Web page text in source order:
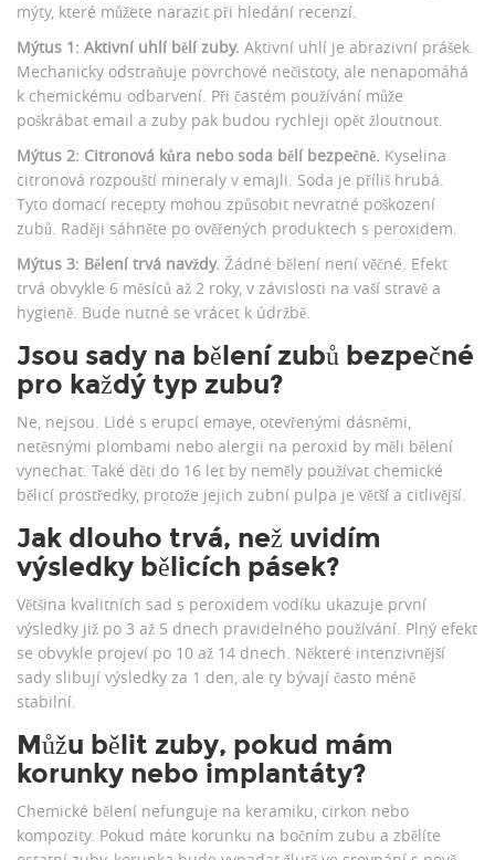
mýty, které můžete narazit při hledání recenzí.
Mýtus 1: Aktivní uhlí bělí zuby. Aktivní uhlí je abrazivní prášek.
Mechanicky odstraňuje povrchové nečistoty, ale nenapomáhá
k chemickému odbarvení. Při častém používání může
poškrábat email a zuby pak budou rychleji opět žloutnout.
Mýtus 2: Citronová kůra nebo soda bělí bezpečně. Kyselina
citronová rozpouští mineraly v emajli. Soda je příliš hrubá.
Tyto domací recepty mohou způsobit nevratné poškození
zubů. Raději sáhněte po ověřených produktech s peroxidem.
Mýtus 3: Bělení trvá navždy. Žádné bělení není věčné. Efekt
trvá obvykle 6 měsíců až 2 roky, v závislosti na vaší stravě a
hygieně. Bude nutné se vrácet k údržbě.
Jsou sady na bělení zubů bezpečné
pro každý typ zubu?
Ne, nejsou. Lidé s erupcí emaye, otevřenými dásněmi,
netěsnými plombami nebo alergii na peroxid by měli bělení
vynechat. Také děti do 16 let by neměly používat chemické
bělicí prostředky, protože jejich zubní pulpa je větší a citlivější.
Jak dlouho trvá, než uvidím
výsledky bělicích pásek?
Většina kvalitních sad s peroxidem vodíku ukazuje první
výsledky již po 3 až 5 dnech pravidelného používání. Plný efekt
se obvykle projeví po 10 až 14 dnech. Některé intenzivnější
sady slibují výsledky za 1 den, ale ty bývají často méně
stabilní.
Můžu bělit zuby, pokud mám
korunky nebo implantáty?
Chemické bělení nefunguje na keramiku, cirkon nebo
kompozity. Pokud máte korunku na bočním zubu a zbělíte